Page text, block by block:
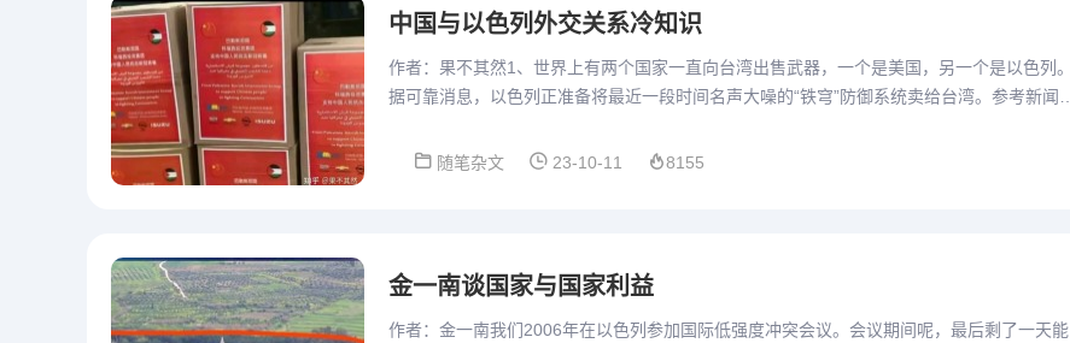
中国与以色列外交关系冷知识
作者：果不其然1、世界上有两个国家一直向台湾出售武器，一个是美国，另一个是以色列。
据可靠消息，以色列正准备将最近一段时间名声大噪的“铁穹”防御系统卖给台湾。参考新闻：
随笔杂文
23-10-11 8155
金一南谈国家与国家利益
作者：金一南我们2006年在以色列参加国际低强度冲突会议。会议期间呢，最后剩了一天能